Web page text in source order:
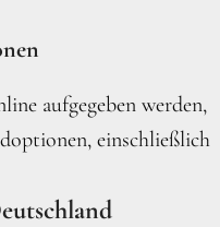
aufgegeben werden,
einschließlich